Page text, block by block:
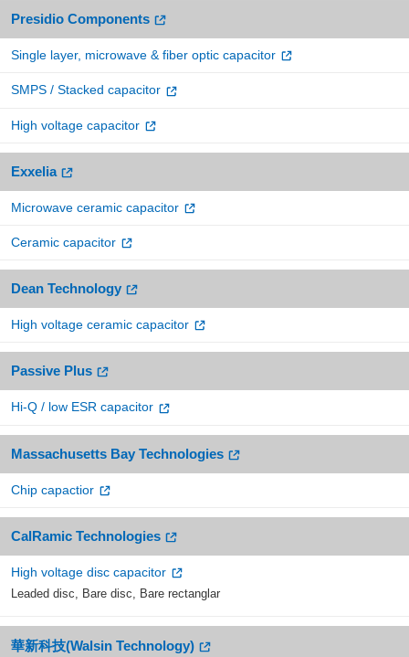
Presidio Components
Single layer, microwave & fiber optic capacitor
SMPS / Stacked capacitor
High voltage capacitor
Exxelia
Microwave ceramic capacitor
Ceramic capacitor
Dean Technology
High voltage ceramic capacitor
Passive Plus
Hi-Q / low ESR capacitor
Massachusetts Bay Technologies
Chip capactior
CalRamic Technologies
High voltage disc capacitor
Leaded disc, Bare disc, Bare rectanglar
華新科技(Walsin Technology)